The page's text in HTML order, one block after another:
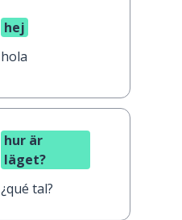
hej
hola
hur är
läget?
¿qué tal?